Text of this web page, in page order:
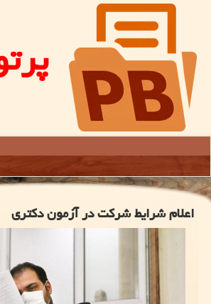
اعلام شرایط شرکت در آزمون دکتری